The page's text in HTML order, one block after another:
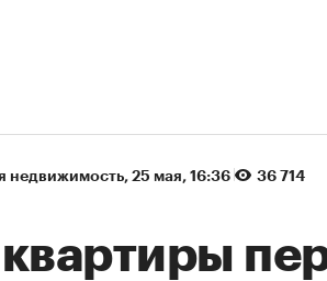
недвижимость⁠, 25 мая, 16:36
36 714